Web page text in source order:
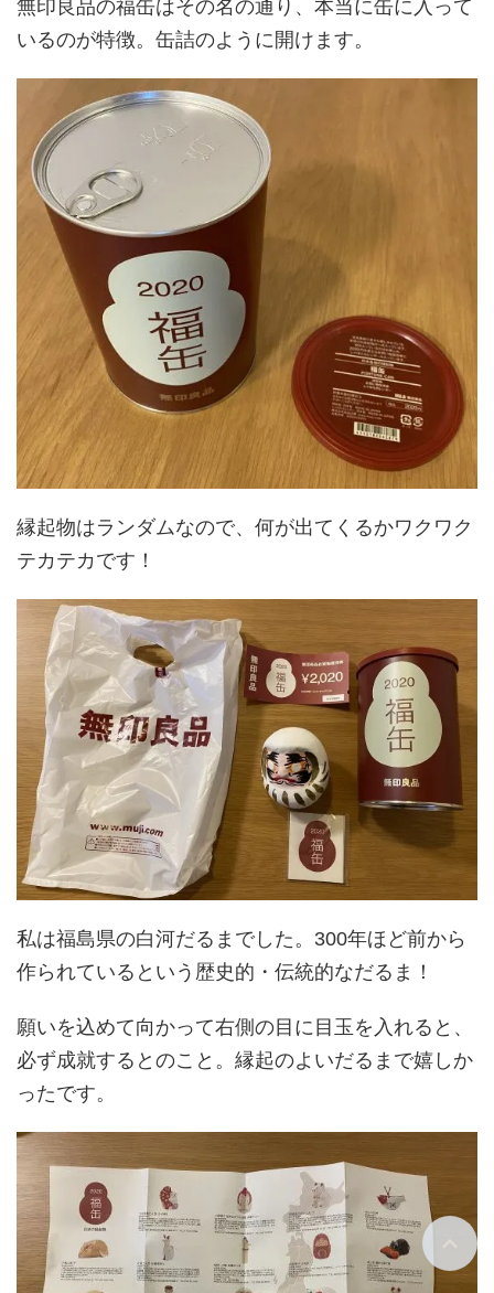
無印良品の福缶はその名の通り、本当に缶に入って
いるのが特徴。缶詰のように開けます。
縁起物はランダムなので、何が出てくるかワクワク
テカテカです！
私は福島県の白河だるまでした。300年ほど前から
作られているという歴史的・伝統的なだるま！
願いを込めて向かって右側の目に目玉を入れると、
必ず成就するとのこと。縁起のよいだるまで嬉しか
ったです。